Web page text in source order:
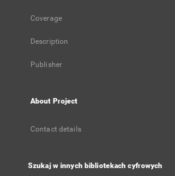
Coverage
Description
Publisher
About Project
Contact details
Szukaj w innych bibliotekach cyfrowych